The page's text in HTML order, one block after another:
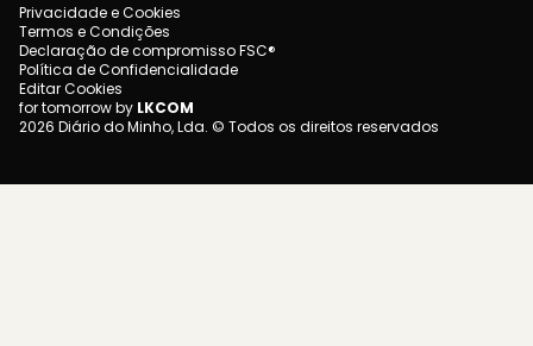
Privacidade e Cookies
Termos e Condições
Declaração de compromisso FSC®
Política de Confidencialidade
Editar Cookies
for tomorrow by LKCOM
2026 Diário do Minho, Lda. © Todos os direitos reservados